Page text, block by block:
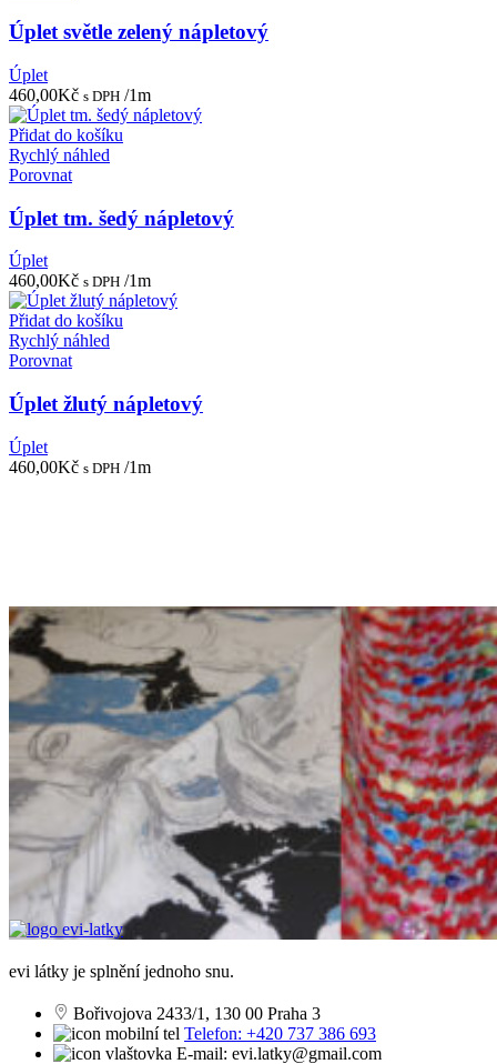
Úplet světle zelený nápletový
Úplet
460,00Kč s DPH /1m
Přidat do košíku
Rychlý náhled
Porovnat
Úplet tm. šedý nápletový
Úplet
460,00Kč s DPH /1m
Přidat do košíku
Rychlý náhled
Porovnat
Úplet žlutý nápletový
Úplet
460,00Kč s DPH /1m
evi látky je splnění jednoho snu.
Bořivojova 2433/1, 130 00 Praha 3
Telefon: +420 737 386 693
E-mail: evi.latky@gmail.com